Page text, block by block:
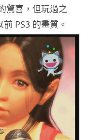
驚喜，但玩過之
PS3 的畫質。